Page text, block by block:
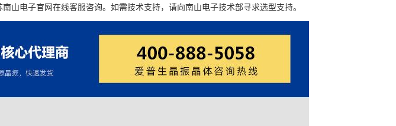
山电子官网在线客服咨询。如需技术支持，请向南山电子技术部寻求选型支持。